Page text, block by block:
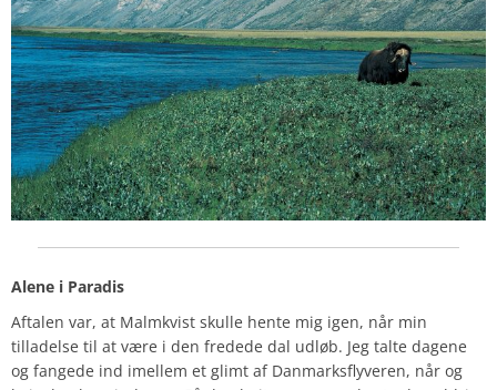
Alene i Paradis
Aftalen var, at Malmkvist skulle hente mig igen, når min
tilladelse til at være i den fredede dal udløb. Jeg talte dagene
og fangede ind imellem et glimt af Danmarksflyveren, når og